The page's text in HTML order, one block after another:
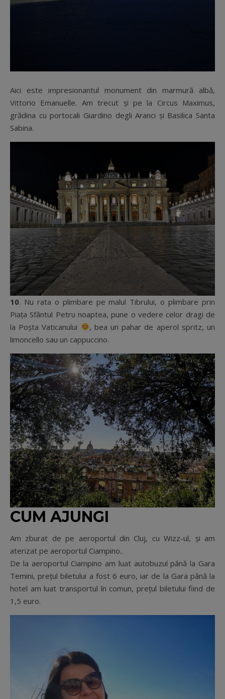
Aici este impresionantul monument din marmură albă,
Vittorio Emanuelle. Am trecut și pe la Circus Maximus,
grădina cu portocali Giardino degli Aranci și Basilica Santa
Sabina.
10. Nu rata o plimbare pe malul Tibrului, o plimbare prin
Piața Sfântul Petru noaptea, pune o vedere celor dragi de
la Poșta Vaticanului
, bea un pahar de aperol spritz, un
limoncello sau un cappuccino.
CUM AJUNGI
Am zburat de pe aeroportul din Cluj, cu Wizz-ul, și am
aterizat pe aeroportul Ciampino..
De la aeroportul Ciampino am luat autobuzul până la Gara
Temini, prețul biletului a fost 6 euro, iar de la Gara până la
hotel am luat transportul în comun, prețul biletului fiind de
1,5 euro.